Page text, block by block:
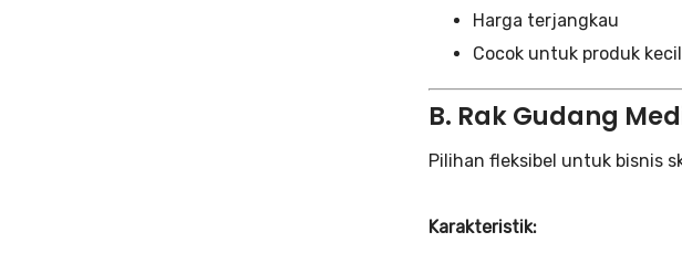
Harga terjangkau
Cocok untuk produk
B. Rak Gudang
Pilihan fleksibel untuk bisnis
Karakteristik: